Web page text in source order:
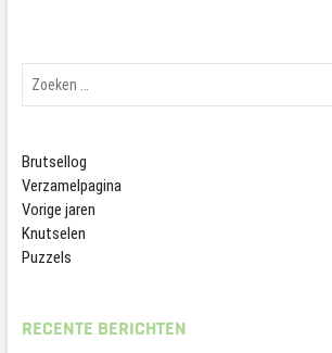
Brutsellog
Verzamelpagina
Vorige jaren
Knutselen
Puzzels
RECENTE BERICHTEN